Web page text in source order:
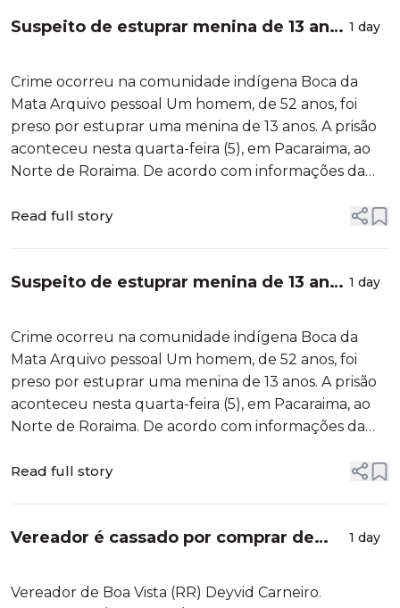
Suspeito de estuprar menina de 13 anos 1 day
Crime ocorreu na comunidade indígena Boca da
Mata Arquivo pessoal Um homem, de 52 anos, foi
preso por estuprar uma menina de 13 anos. A prisão
aconteceu nesta quarta-feira (5), em Pacaraima, ao
Norte de Roraima. De acordo com informações da
Boca da Mata acionou os agentes no dia 1º de agosto
Read full story
Suspeito de estuprar menina de 13 anos 1 day
Crime ocorreu na comunidade indígena Boca da
Mata Arquivo pessoal Um homem, de 52 anos, foi
preso por estuprar uma menina de 13 anos. A prisão
aconteceu nesta quarta-feira (5), em Pacaraima, ao
Norte de Roraima. De acordo com informações da
Boca da Mata acionou os agentes no dia 1º de agosto
Read full story
Vereador é cassado por comprar de
1 day
Vereador de Boa Vista (RR) Deyvid Carneiro.